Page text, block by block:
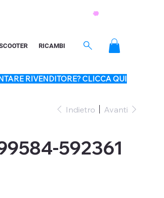
RICAMBI
RIVENDITORE? CLICCA QUI
Indietro Avanti
592361